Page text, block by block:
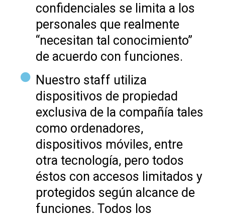
confidenciales se limita a los
personales que realmente
“necesitan tal conocimiento”
de acuerdo con funciones.
Nuestro staff utiliza
dispositivos de propiedad
exclusiva de la compañía tales
como ordenadores,
dispositivos móviles, entre
otra tecnología, pero todos
éstos con accesos limitados y
protegidos según alcance de
funciones. Todos los